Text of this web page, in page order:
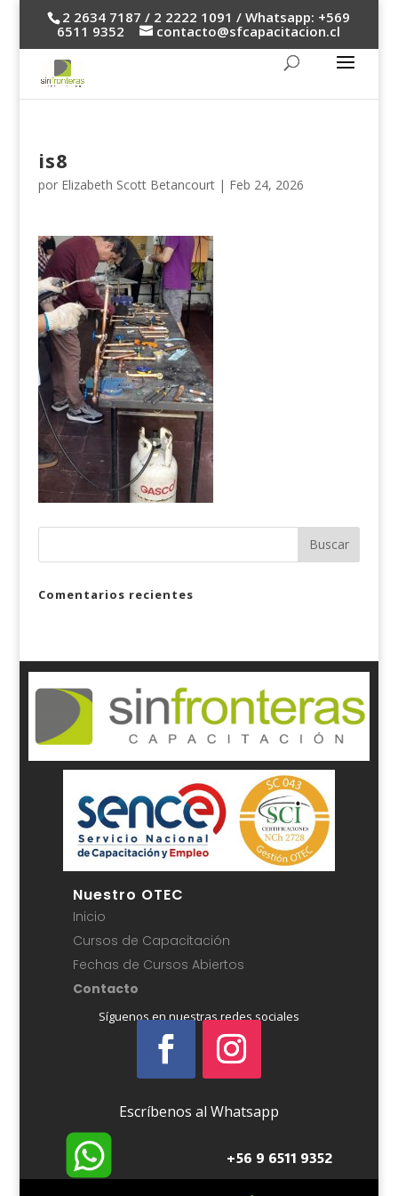
2 2634 7187 / 2 2222 1091 / Whatsapp: +569
6511 9352
contacto@sfcapacitacion.cl
is8
por Elizabeth Scott Betancourt| Feb 24, 2026
Comentarios recientes
Nuestro OTEC
Inicio
Cursos de Capacitación
Fechas de Cursos Abiertos
Contacto
Síguenos en nuestras redes sociales
Escríbenos al Whatsapp
+56 9 6511 9352